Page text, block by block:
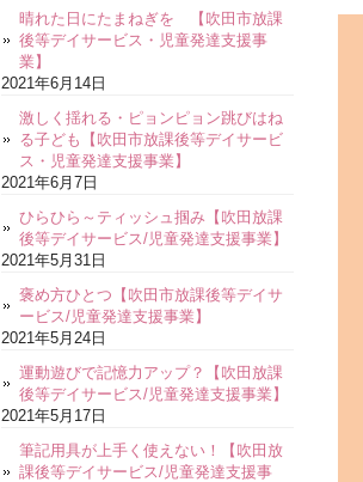
晴れた日にたまねぎを 【吹田市放課
後等デイサービス・児童発達支援事
業】
2021年6月14日
激しく揺れる・ピョンピョン跳びはね
る子ども【吹田市放課後等デイサービ
ス・児童発達支援事業】
2021年6月7日
ひらひら～ティッシュ掴み【吹田放課
後等デイサービス/児童発達支援事業】
2021年5月31日
褒め方ひとつ【吹田市放課後等デイサ
ービス/児童発達支援事業】
2021年5月24日
運動遊びで記憶力アップ？【吹田放課
後等デイサービス/児童発達支援事業】
2021年5月17日
筆記用具が上手く使えない！【吹田放
課後等デイサービス/児童発達支援事